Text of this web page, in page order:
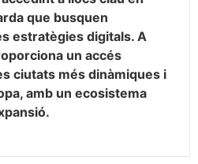
que busquen
estratègies digitals. A
un accés
ciutats més dinàmiques i
amb un ecosistema